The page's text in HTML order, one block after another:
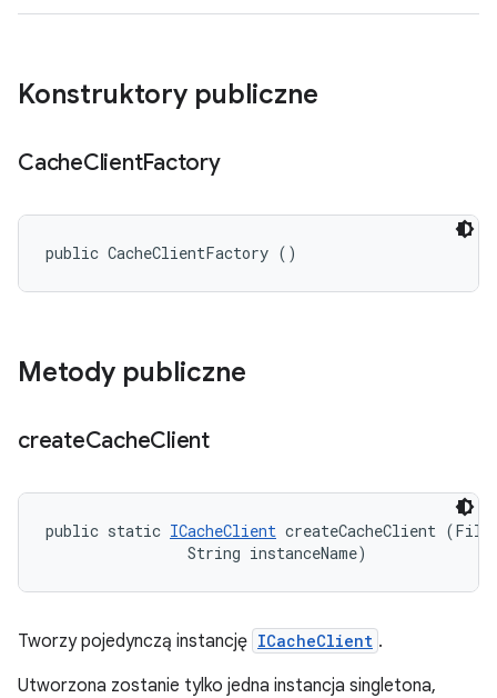
Konstruktory publiczne
CacheClientFactory
public CacheClientFactory ()
Metody publiczne
createCacheClient
public static ICacheClient createCacheClient
                String instanceName)
Tworzy pojedynczą instancję ICacheClient .
Utworzona zostanie tylko jedna instancja singletona,